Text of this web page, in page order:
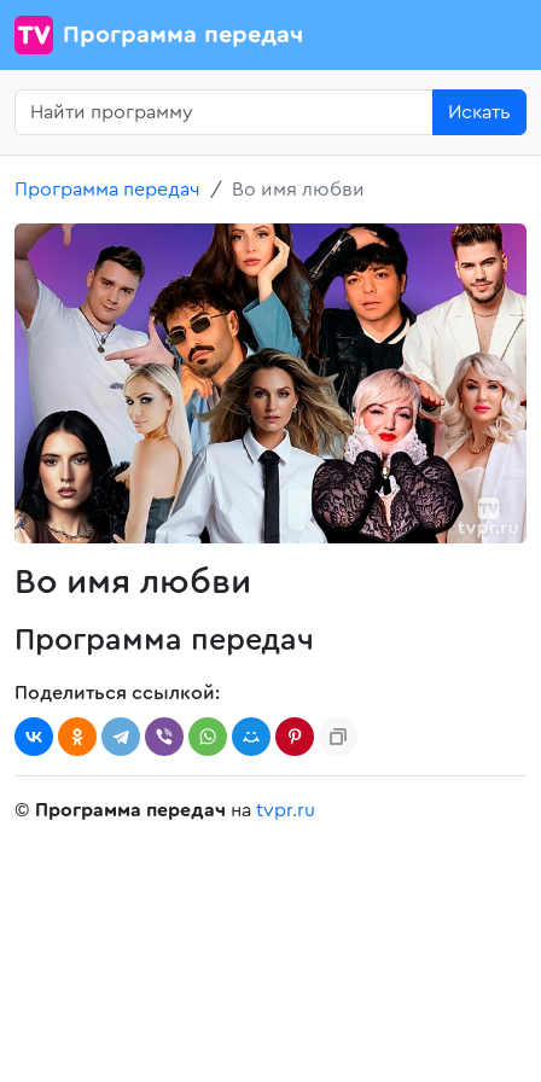
Программа передач
Искать
Программа передач Во имя любви
Во имя любви
Программа передач
Поделиться ссылкой:
© Программа передач на tvpr.ru